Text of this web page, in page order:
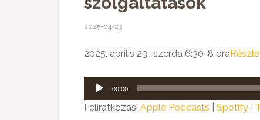
2025-04-23
2025. április 23., szerda 6:30-8 óra
Audió
lejátszó
00:00
Feliratkozás: Apple Podcasts Spotify